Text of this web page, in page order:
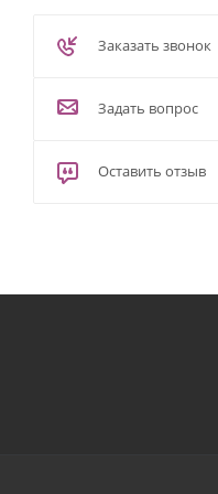
Заказать звонок
Задать вопрос
Оставить отзыв